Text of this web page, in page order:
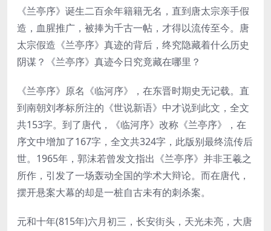
《兰亭序》诞生二百余年籍籍无名，直到唐太宗亲手假
造，血腥推广，被捧为千古一帖，才得以流传至今。唐
太宗假造《兰亭序》真迹的背后，终究隐藏着什么历史
阴谋？《兰亭序》真迹今日究竟藏在哪里？
《兰亭序》原名《临河序》，在东晋时期史无记载。直
到南朝刘孝标所注的《世说新语》中才说到此文，全文
共153字。到了唐代，《临河序》改称《兰亭序》，在
序文中增加了167字，全文共324字，此版别最终流传后
世。1965年，郭沫若曾发文指出《兰亭序》并非王羲之
所作，引发了一场轰动全国的学术大辩论。而在唐代，
摆开悬案大幕的却是一桩自古未有的刺杀案。
元和十年(815年)六月初三，长安街头，天光未亮，大唐